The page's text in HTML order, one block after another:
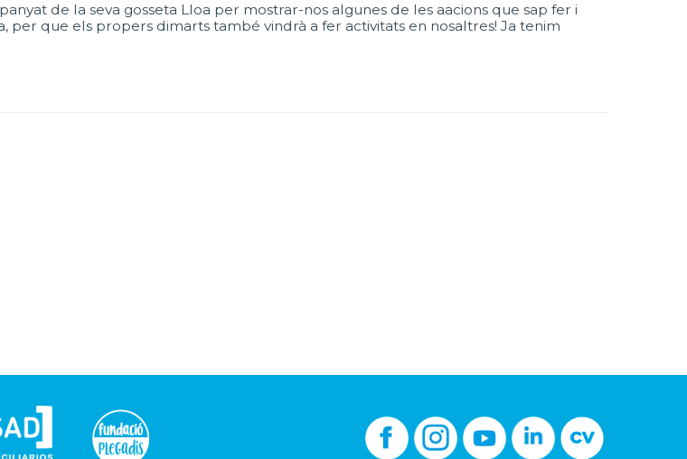
de la seva gosseta Lloa per mostrar-nos algunes de les aacions que sap fer i
per que els propers dimarts també vindrà a fer activitats en nosaltres! Ja tenim